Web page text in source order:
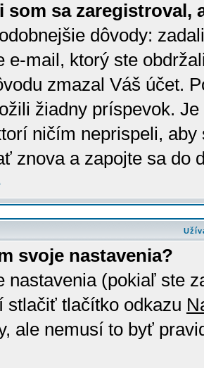
som sa zaregistroval,
dôvody:
e-mail, ktorý ste
zmazal Váš účet.
žiadny príspevok.
ničím neprispeli,
znova a zapojte sa do
svoje nastavenia?
nastavenia (pokiaľ ste
stlačiť tlačítko odkazu
ale nemusí to byť